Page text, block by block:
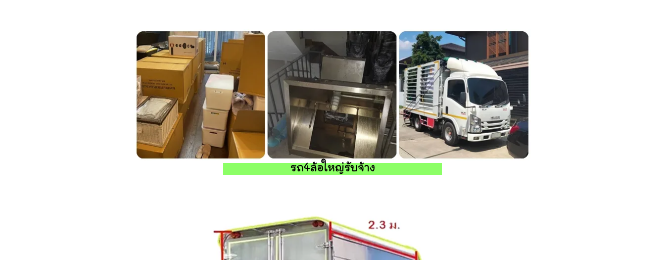
รถ4ล้อใหญ่รับจ้าง